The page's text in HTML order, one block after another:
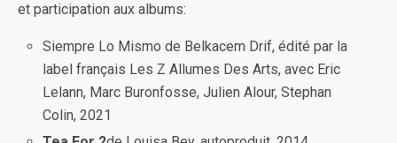
et participation aux albums:
Siempre Lo Mismo de Belkacem Drif, édité par la
label français Les Z Allumes Des Arts, avec Eric
Lelann, Marc Buronfosse, Julien Alour, Stephan
Colin, 2021